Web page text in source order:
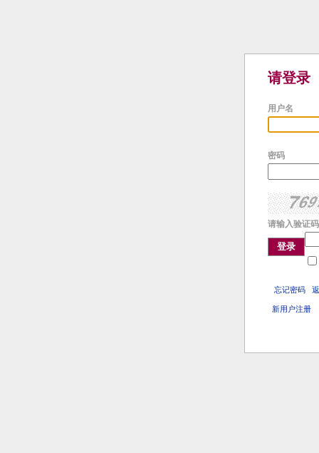
请登录
用户名
密码
请输入验证
登录
忘记密码
新用户注册